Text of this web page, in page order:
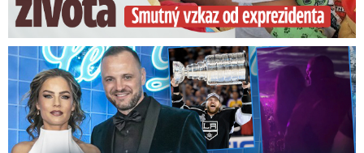
Na Gáboríka se sypou obvinění z nevěry: Reakce manželky!